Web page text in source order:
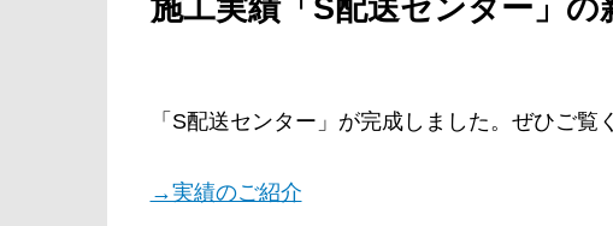
施工実績「S配送センター」
「S配送センター」が完成しました。ぜひご覧
→実績のご紹介